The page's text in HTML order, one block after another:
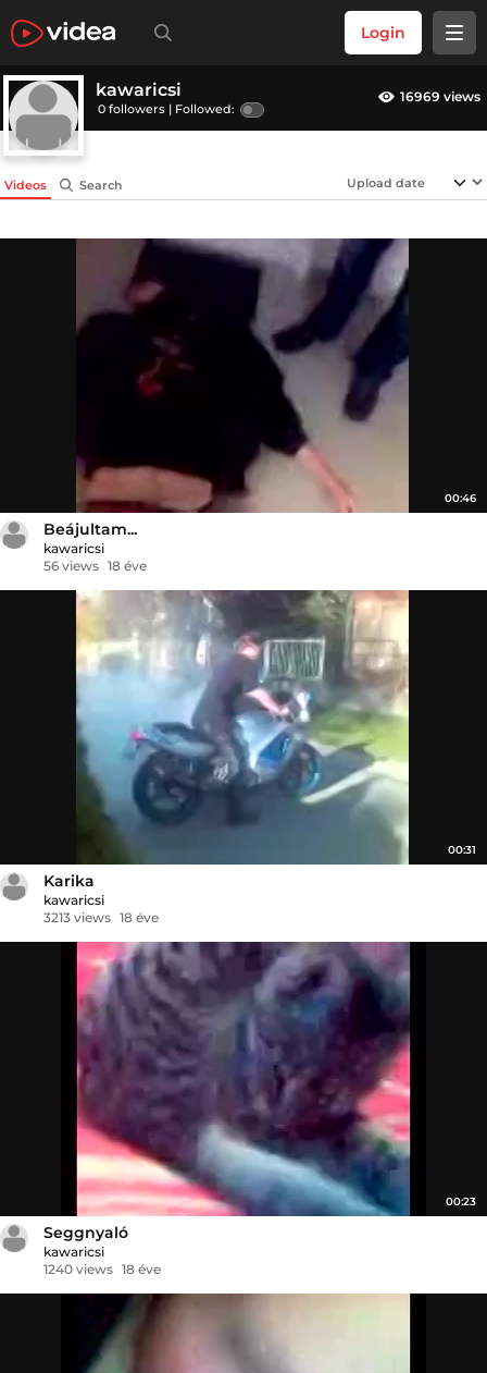
Login
kawaricsi
0 followers | Followed:
16969 views
Videos Search
00:46
Beájultam...
kawaricsi
56 views 18 éve
00:31
Karika
kawaricsi
3213 views 18 éve
00:23
Seggnyaló
kawaricsi
1240 views 18 éve